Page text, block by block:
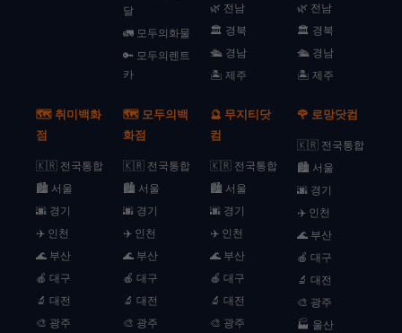
달
🚛 모두의화물
🔑 모두의렌트
카
🌿 전남
🏛️ 경북
🛳️ 경남
🏝️ 제주
🌿 전남
🏛️ 경북
🛳️ 경남
🏝️ 제주
🗺️ 취미백화
점
🇰🇷 전국통합
🏙️ 서울
🌆 경기
✈️ 인천
🌊 부산
🍎 대구
🔬 대전
🎨 광주
🗺️ 모두의백
화점
🇰🇷 전국통합
🏙️ 서울
🌆 경기
✈️ 인천
🌊 부산
🍎 대구
🔬 대전
🎨 광주
🔮 무지티닷
컴
🇰🇷 전국통합
🏙️ 서울
🌆 경기
✈️ 인천
🌊 부산
🍎 대구
🔬 대전
🎨 광주
🌹 로망닷컴
🇰🇷 전국통합
🏙️ 서울
🌆 경기
✈️ 인천
🌊 부산
🍎 대구
🔬 대전
🎨 광주
🏭 울산